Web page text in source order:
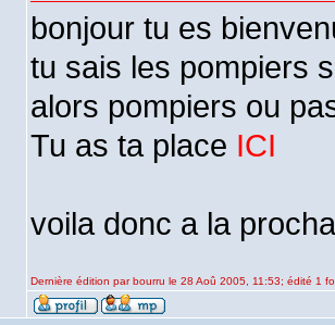
bonjour tu es
tu sais les pompiers
alors pompiers ou
Tu as ta place ICI
voila donc a la
Dernière édition par bourru le 28 Aoû 2005, 11:53; édité 1